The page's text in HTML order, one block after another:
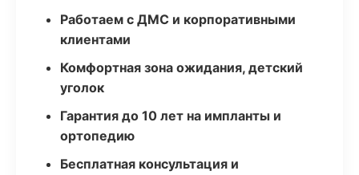
Работаем с ДМС и корпоративными
клиентами
Комфортная зона ожидания, детский
уголок
Гарантия до 10 лет на импланты и
ортопедию
Бесплатная консультация и